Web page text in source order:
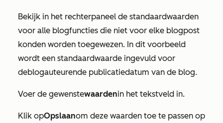
Bekijk in het rechterpaneel de standaardwaarden
voor alle blogfuncties die niet voor elke blogpost
konden worden toegewezen. In dit voorbeeld
wordt een standaardwaarde ingevuld voor
deblogauteurende publicatiedatum van de blog.
Voer de gewenstewaardenin het tekstveld in.
Klik opOpslaanom deze waarden toe te passen op